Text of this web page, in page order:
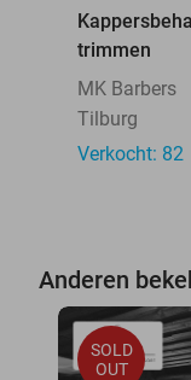
trimmen
MK Barbers
Tilburg
Verkocht: 82
Anderen
SOLD
OUT